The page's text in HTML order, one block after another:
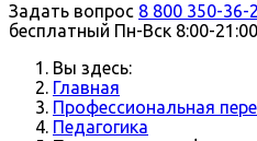
Задать вопрос 8 800 350-36-
бесплатный Пн-Вск 8:00-
Вы здесь:
Главная
Профессиональная
Педагогика